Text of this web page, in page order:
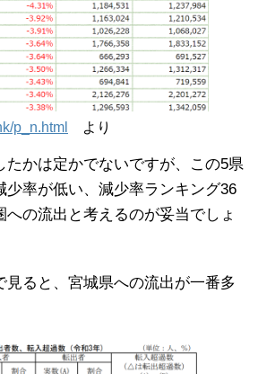
p_n.html より
たかは定かでないですが、この5県
少率が低い、減少率ランキング36
の流出と考えるのが妥当でしょ
見ると、宮城県への流出が一番多